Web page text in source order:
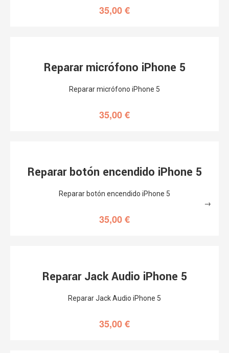
35,00€
Reparar micrófono iPhone 5
Reparar micrófono iPhone 5
35,00€
Reparar botón encendido iPhone 5
Reparar botón encendido iPhone 5
35,00€
Reparar Jack Audio iPhone 5
Reparar Jack Audio iPhone 5
35,00€
→